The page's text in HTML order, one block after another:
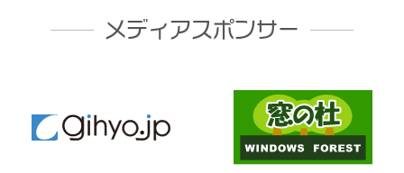
メディアスポンサー